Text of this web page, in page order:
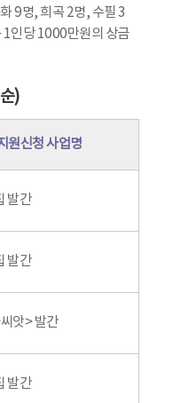
9명, 희곡 2명, 수필 3
1인당 1000만원의 상금
)
원신청 사업명
발간
발간
앗> 발간
발간